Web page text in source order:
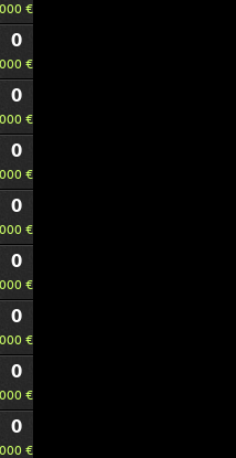
€
0
€
0
€
0
€
0
€
0
€
0
€
0
€
0
€